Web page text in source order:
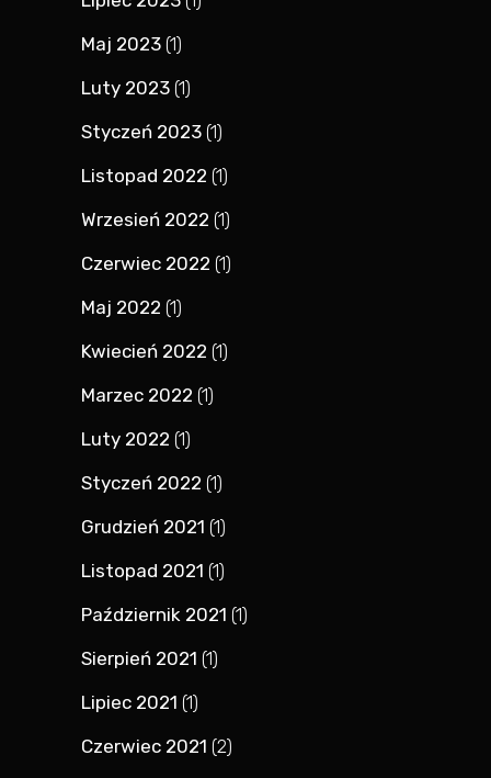
Maj 2023 (1)
Luty 2023 (1)
Styczeń 2023 (1)
Listopad 2022 (1)
Wrzesień 2022 (1)
Czerwiec 2022 (1)
Maj 2022 (1)
Kwiecień 2022 (1)
Marzec 2022 (1)
Luty 2022 (1)
Styczeń 2022 (1)
Grudzień 2021 (1)
Listopad 2021 (1)
Październik 2021 (1)
Sierpień 2021 (1)
Lipiec 2021 (1)
Czerwiec 2021 (2)